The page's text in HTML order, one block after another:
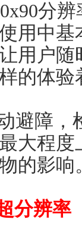
分
用中
用户
的体验
避障
大程
的影响
分辨率